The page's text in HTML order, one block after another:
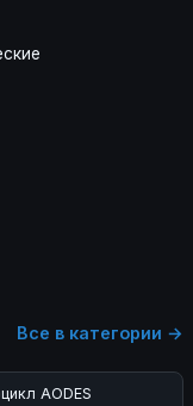
Все в категории →
AODES